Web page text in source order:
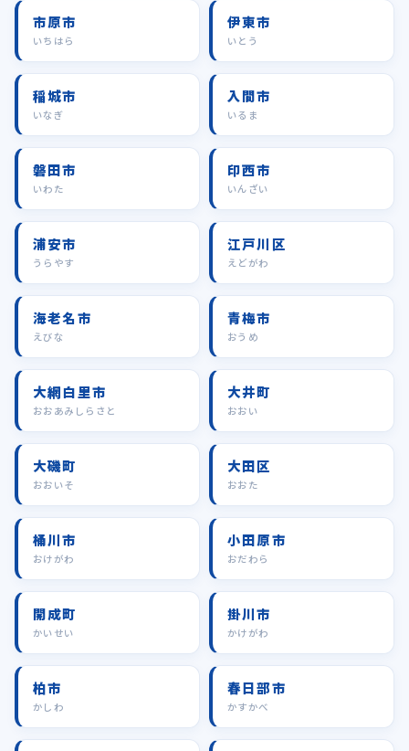
市原市
いちはら
伊東市
いとう
稲城市
いなぎ
入間市
いるま
磐田市
いわた
印西市
いんざい
浦安市
うらやす
江戸川区
えどがわ
海老名市
えびな
青梅市
おうめ
大網白里市
おおあみしらさと
大井町
おおい
大磯町
おおいそ
大田区
おおた
桶川市
おけがわ
小田原市
おだわら
開成町
かいせい
掛川市
かけがわ
柏市
かしわ
春日部市
かすかべ